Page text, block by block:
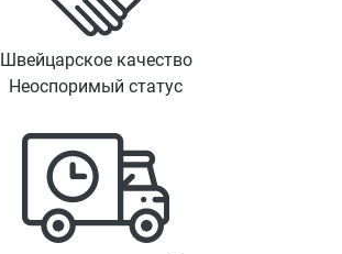
Швейцарское качество
Неоспоримый статус